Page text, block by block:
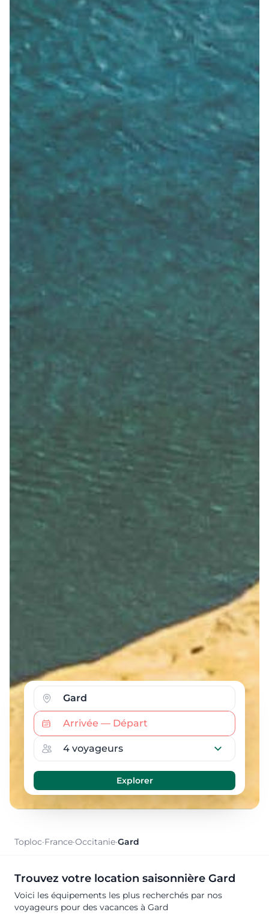
Toploc·France·Occitanie·Gard
Trouvez votre location saisonnière Gard
Voici les équipements les plus recherchés par nos
voyageurs pour des vacances à Gard